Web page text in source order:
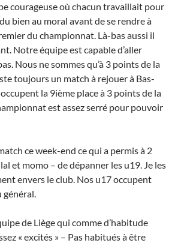
courageuse où chacun travaillait pour
bien au moral avant de se rendre à
du championnat. Là-bas aussi il
Notre équipe est capable d’aller
Nous ne sommes qu’à 3 points de la
toujours un match à rejouer à Bas-
la 9ième place à 3 points de la
est assez serré pour pouvoir
ce week-end ce qui a permis à 2
et momo – de dépanner les u19. Je les
envers le club. Nos u17 occupent
général.
de Liège qui comme d’habitude
« excités » – Pas habitués à être